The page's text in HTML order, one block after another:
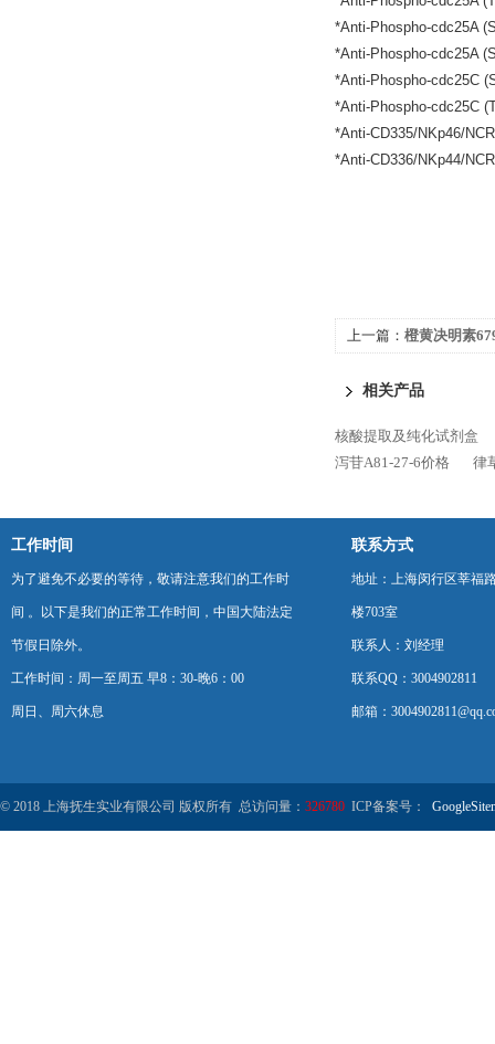
*Anti-Phospho-cdc25A
*Anti-Phospho-cdc25A
*Anti-Phospho-cdc25C
*Anti-Phospho-cdc25C
*Anti-CD335/NKp46/
*Anti-CD336/NKp44/
上一篇： 橙黄决明素
相关产品
核酸提取及纯化试剂盒
泻苷A81-27-6价格
律
工作时间
为了避免不必要的等待，敬请注意我们的工作时
间 。以下是我们的正常工作时间，中国大陆法定
节假日除外。
工作时间：周一至周五 早8：30-晚6：00
周日、周六休息
联系方式
地址：上海闵行区莘福
楼703室
联系人：刘经理
联系QQ：3004902811
邮箱：
© 2018 上海抚生实业有限公司 版权所有 总访问量： 326780 ICP备案号：